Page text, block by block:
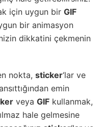
için uygun bir GIF
bir animasyon
dikkatini çekmenin
nokta, sticker‘lar ve
emin
veya GIF kullanmak,
hale gelmesine